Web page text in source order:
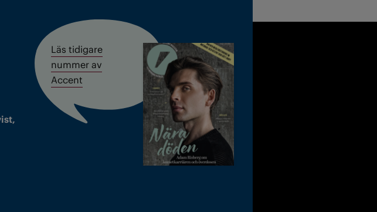
Läs tidigare
nummer av
Accent